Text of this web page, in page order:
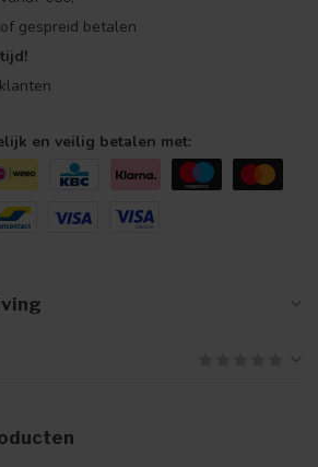
of gespreid betalen
en veilig betalen met: